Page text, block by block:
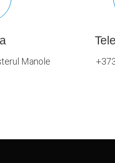
Manole